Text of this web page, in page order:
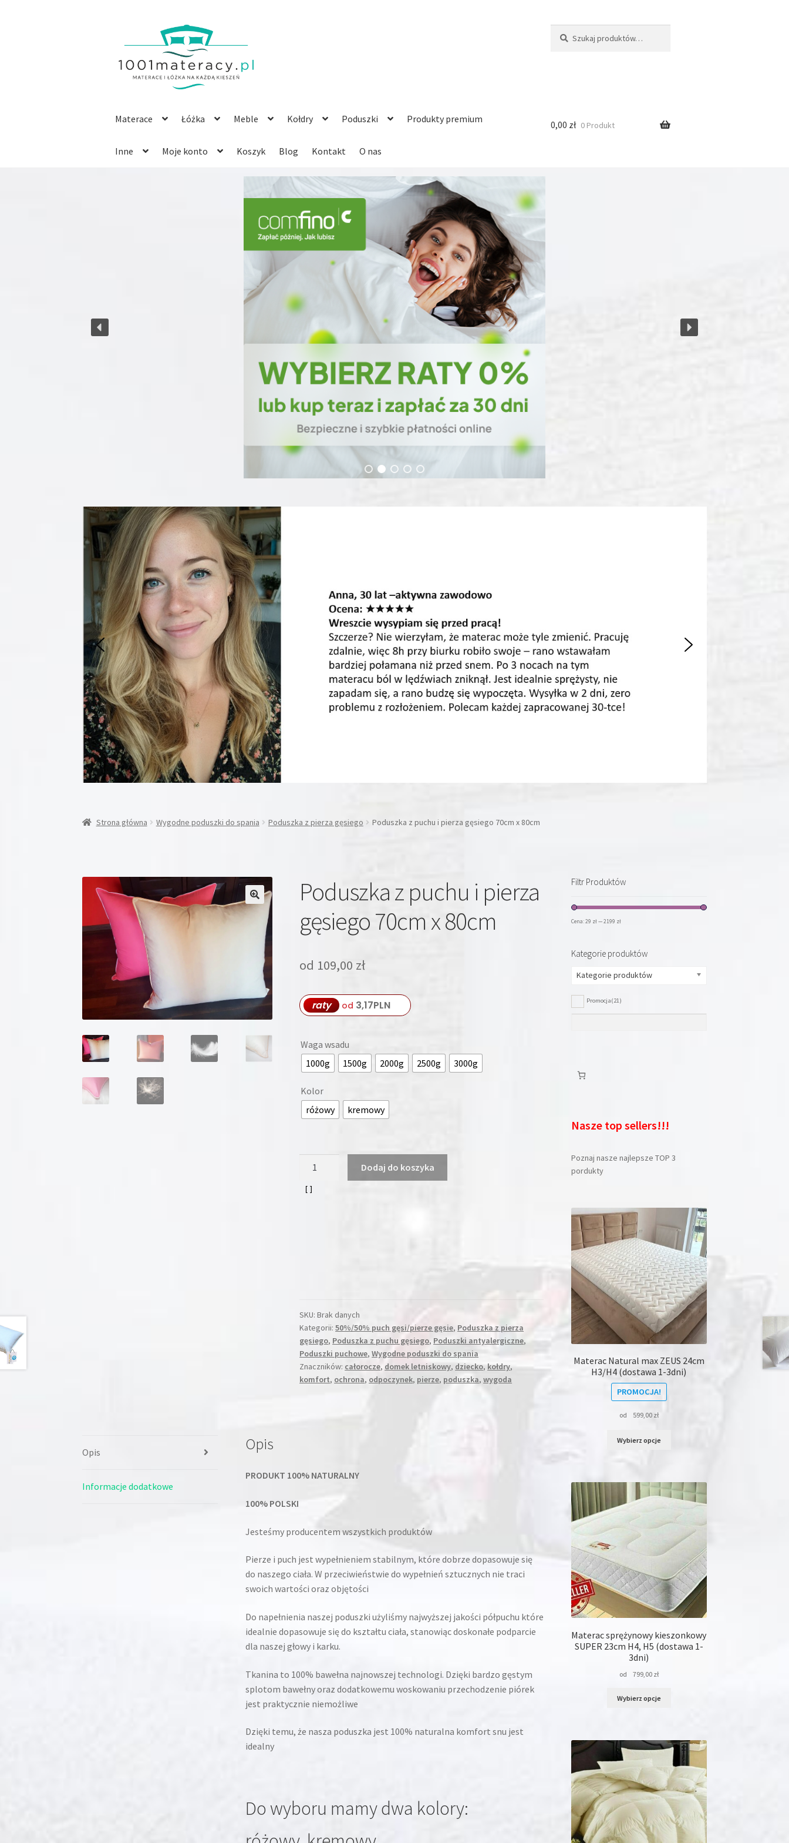
do
nawigacji
do
treści
Materace Łóżka Meble Kołdry Poduszki Produkty premium
Inne Moje konto Koszyk Blog Kontakt O nas
0,00 zł 0 Produkt
Strona główna Wygodne poduszki do spania Poduszka z pierza gęsiego Poduszka z puchu i pierza gęsiego 70cm x 80cm
Poduszka z puchu i pierza
gęsiego 70cm x 80cm
od 109,00 zł
raty od 3,17PLN
Waga wsadu
1000g
1500g 2000g 2500g 3000g
Kolor
różowy
kremowy
Dodaj do koszyka
SKU:Brak danych
Kategorii:50%/50% puch gęsi/pierze gęsie, Poduszka z pierza
gęsiego, Poduszka z puchu gęsiego, Poduszki antyalergiczne,
Poduszki puchowe,Wygodne poduszki do spania
Znaczników: całorocze, domek letniskowy, dziecko,kołdry,
komfort, ochrona, odpoczynek, pierze, poduszka,wygoda
Opis
Informacje dodatkowe
Opis
PRODUKT 100% NATURALNY
100% POLSKI
Jesteśmy producentem wszystkich produktów
Pierze i puch jest wypełnieniem stabilnym, które dobrze dopasowuje się
do naszego ciała. W przeciwieństwie do wypełnień sztucznych nie traci
swoich wartości oraz objętości
Do napełnienia naszej poduszki użyliśmy najwyższej jakości półpuchu które
idealnie dopasowuje się do kształtu ciała, stanowiąc doskonałe podparcie
dla naszej głowy i karku.
Tkanina to 100% bawełna najnowszej technologi. Dzięki bardzo gęstym
splotom bawełny oraz dodatkowemu woskowaniu przechodzenie piórek
jest praktycznie niemożliwe
Dzięki temu, że nasza poduszka jest 100% naturalna komfort snu jest
idealny
Do wyboru mamy dwa kolory:
Filtr Produktów
Cena:29 zł—2199 zł
Kategorie produktów
Kategorie produktów
Promocja(21)
Nasze top sellers!!!
Poznaj nasze najlepsze TOP 3
pordukty
Materac Natural max ZEUS 24cm
H3/H4 (dostawa 1-3dni)
PROMOCJA!
od 599,00 zł
Wybierz opcje
Opcje
można
na
stronie
produktu
Materac sprężynowy kieszonkowy
SUPER 23cm H4, H5 (dostawa 1-
3dni)
od 799,00 zł
Wybierz opcje
Opcje
można
wybrać
stronie
produktu